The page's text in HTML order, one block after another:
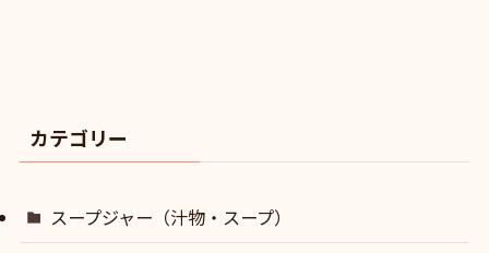
カテゴリー
スープジャー（汁物・スープ）